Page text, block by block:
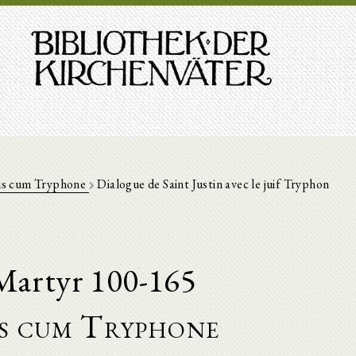
cum Tryphone Dialogue de Saint Justin avec le juif Tryphon
100-165
cum Tryphone